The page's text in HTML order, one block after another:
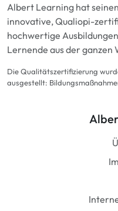
Albert Learning hat
innovative, Qualiopi-
hochwertige
Lernende aus der ganzen
Die Qualitätszertifizierung
ausgestellt: